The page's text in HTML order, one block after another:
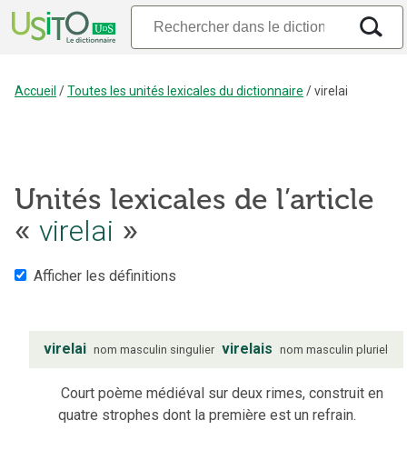
Accueil /Toutes les unités lexicales du dictionnaire /virelai
Unités lexicales de l’article
« virelai »
Afficher les définitions
virelai nom masculin singulier virelais nom masculin pluriel
Court poème médiéval sur deux rimes, construit en
quatre strophes dont la première est un refrain.